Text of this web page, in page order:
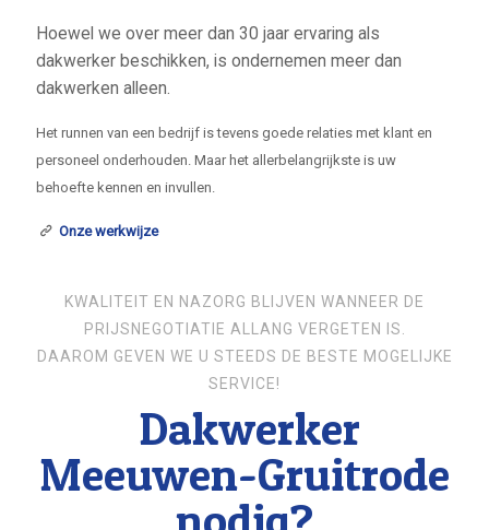
Hoewel we over meer dan 30 jaar ervaring als
dakwerker beschikken, is ondernemen meer dan
dakwerken alleen.
Het runnen van een bedrijf is tevens goede relaties met klant en
personeel onderhouden. Maar het allerbelangrijkste is uw
behoefte kennen en invullen.
Onze werkwijze
KWALITEIT EN NAZORG BLIJVEN WANNEER DE
PRIJSNEGOTIATIE ALLANG VERGETEN IS.
DAAROM GEVEN WE U STEEDS DE BESTE MOGELIJKE
SERVICE!
Dakwerker
Meeuwen-Gruitrode